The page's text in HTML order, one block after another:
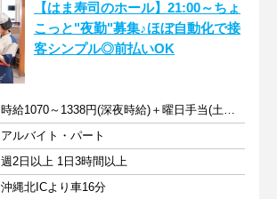
【はま寿司のホール】21:00～ちょ
こっと"夜勤"募集♪ほぼ自動化で接
客シンプル◎前払いOK
時給1070～1338円(深夜時給)＋曜日手当(土日祝+70円)
アルバイト・パート
週2日以上 1日3時間以上
沖縄北ICより車16分